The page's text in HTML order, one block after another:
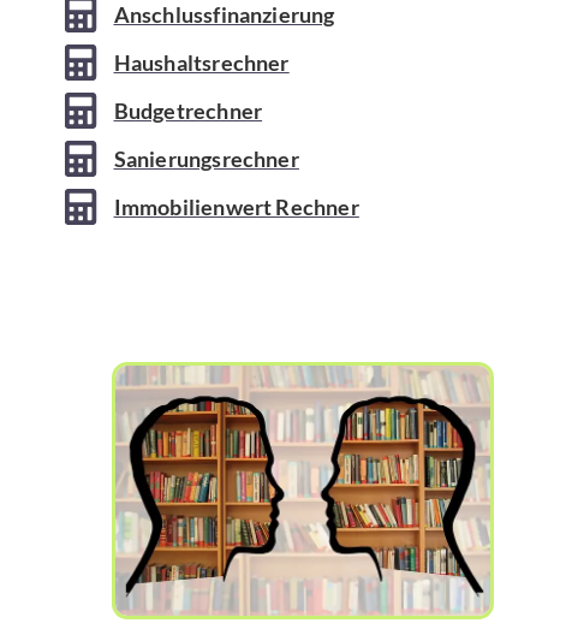
Anschlussfinanzierung
Haushaltsrechner
Budgetrechner
Sanierungsrechner
Immobilienwert Rechner